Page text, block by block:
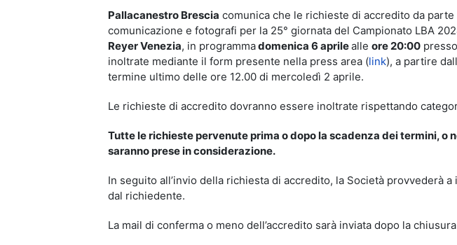
Pallacanestro Brescia comunica che le richieste di accredito da
comunicazione e fotografi per la 25° giornata del Campionato LBA
Reyer Venezia, in programmadomenica 6 aprilealle ore 20:00
inoltrate mediante il form presente nella press area (link), a partire
termine ultimo delle ore 12.00 di mercoledì 2 aprile.
Le richieste di accredito dovranno essere inoltrate rispettando
Tutte le richieste pervenute prima o dopo la scadenza dei termini, o
saranno prese in considerazione.
In seguito all’invio della richiesta di accredito, la Società provvederà
dal richiedente.
La mail di conferma o meno dell’accredito sarà inviata dopo la